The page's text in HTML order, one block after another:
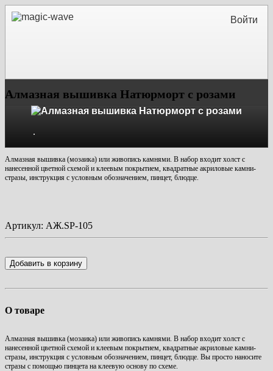
Войти
Алмазная вышивка Натюрморт с розами
Алмазная вышивка (мозаика) или живопись камнями. В набор входит холст с
нанесенной цветной схемой и клеевым покрытием, квадратные акриловые камни-
стразы, инструкция с условным обозначением, пинцет, блюдце.
Артикул: АЖ.SP-105
Добавить в корзину
О товаре
Алмазная вышивка (мозаика) или живопись камнями. В набор входит холст с
нанесенной цветной схемой и клеевым покрытием, квадратные акриловые камни-
стразы, инструкция с условным обозначением, пинцет, блюдце. Вы просто наносите
стразы с помощью пинцета на клеевую основу по схеме.